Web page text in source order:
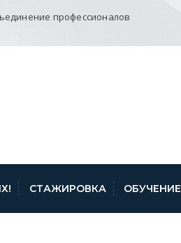
профессионалов
СТАЖИРОВКА ОБУЧЕНИЕ